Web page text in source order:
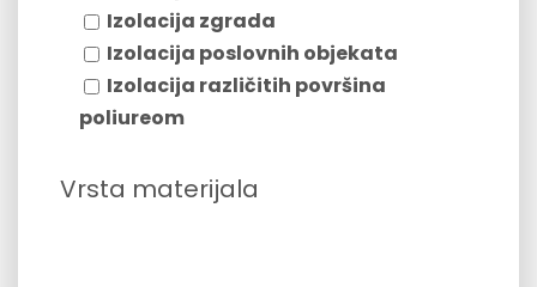
Izolacija zgrada
Izolacija poslovnih objekata
Izolacija različitih površina
poliureom
Vrsta materijala